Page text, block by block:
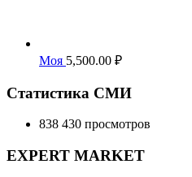
Моя 5,500.00 ₽
Статистика СМИ
838 430 просмотров
EXPERT MARKET